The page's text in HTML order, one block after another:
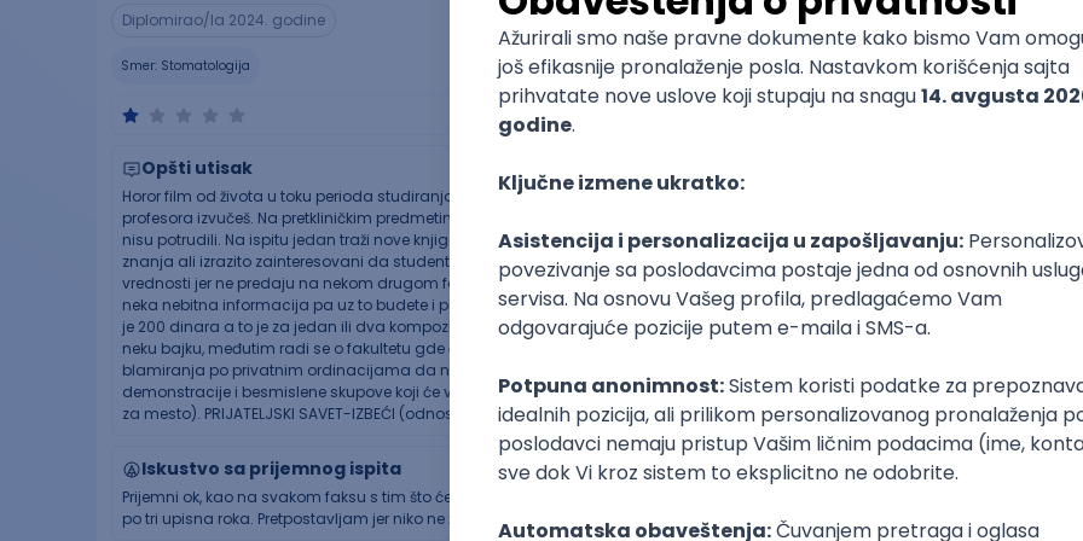
Diplomirao/la 2024. godine
Smer: Stomatologija
Opšti utisak
Horor film od života u toku perioda studiranja. Jako loš kvalitet studija. Npr 4 profesora na katedri za jedan predmet ali je ispit
profesora izvučeš. Na pretkliničkim predmetima se ništa ne nauči što je važno, a zatim na klinici dobiješ pacijente pa se profesori
nisu potrudili. Na ispitu jedan traži nove knjige i informacije drugi pita zastarele metode, tj knjige iz doba stare Grčke. Profesori
znanja ali izrazito zainteresovani da studente ponižavaju na ispitu. Devedeset posto profesora jako nadmeno bez ikakvog
vrednosti jer ne predaju na nekom drugom fakultetu u Srbiji, nisam sigurna. Ako želite da gledate kako vaš kolega preko veze
neka nebitna informacija pa uz to budete i ponižavani onda upišite faks. Školarine su još sada skuplje nego što su bile. Realna
je 200 dinara a to je za jedan ili dva kompozita koji urade u toku godine. Draga deco zaobiđite u širokom luku i spasićete se.
neku bajku, međutim radi se o fakultetu gde ćete "propišati krv" dobiti diplomu, imati traume i ništa nećete lepo znati da radite pa
blamiranja po privatnim ordinacijama da naučite nešto. Iskreno, mislim da je bolja odluka menadžment na Megatrendu nego
demonstracije i besmislene skupove koji će vas dodatno remetiti da studirate normalno iako ne želite da budete deo toga.
za mesto). PRIJATELJSKI SAVET-IZBEĆI (odnosi se na stomatologiju), ako ja nisam izbegla, makar možete vi.
Iskustvo sa prijemnog ispita
Prijemni ok, kao na svakom faksu s tim što će vam ovde vrlo verovatno i dopisati koji poen kako bi upali ako nemate dovoljno
po tri upisna roka. Pretpostavljam jer niko ne želi da upiše. (stomatologija)